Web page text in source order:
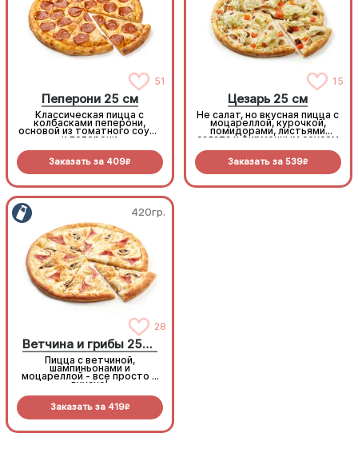
51
Пеперони 25 см
Классическая пицца с
колбасками пеперони,
основой из томатного соуса
и пеперони
Заказать за 409R
15
Цезарь 25 см
Не салат, но вкусная пицца с
моцареллой, курочкой,
помидорами, листьями
салата и фирменным соусом
Заказать за 539R
420гр.
28
Ветчина и грибы 25см
Пицца с ветчиной,
шампиньонами и
моцареллой - все просто и
вкусно!
Заказать за 419R